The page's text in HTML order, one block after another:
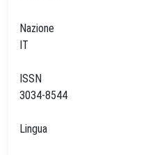
Nazione
ISSN
Lingua